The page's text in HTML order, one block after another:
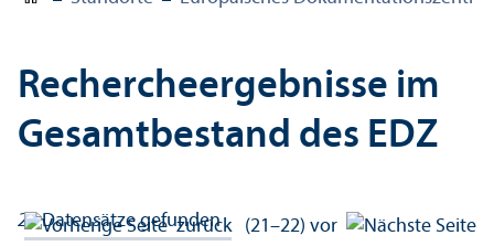
Rechercheergebnisse im
Gesamtbestand des EDZ
22Datensätze gefunden
zurück(21–22) vor